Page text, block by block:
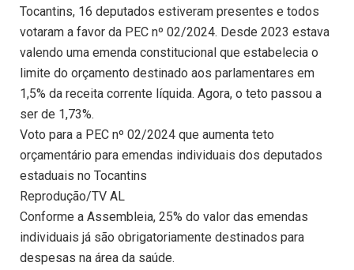
Tocantins, 16 deputados estiveram presentes e todos
votaram a favor da PEC nº 02/2024. Desde 2023 estava
valendo uma emenda constitucional que estabelecia o
limite do orçamento destinado aos parlamentares em
1,5% da receita corrente líquida. Agora, o teto passou a
ser de 1,73%.
Voto para a PEC nº 02/2024 que aumenta teto
orçamentário para emendas individuais dos deputados
estaduais no Tocantins
Reprodução/TV AL
Conforme a Assembleia, 25% do valor das emendas
individuais já são obrigatoriamente destinados para
despesas na área da saúde.